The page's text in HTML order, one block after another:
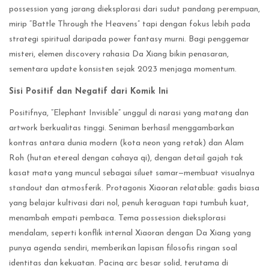
possession yang jarang dieksplorasi dari sudut pandang perempuan,
mirip “Battle Through the Heavens” tapi dengan fokus lebih pada
strategi spiritual daripada power fantasy murni. Bagi penggemar
misteri, elemen discovery rahasia Da Xiang bikin penasaran,
sementara update konsisten sejak 2023 menjaga momentum.
Sisi Positif dan Negatif dari Komik Ini
Positifnya, “Elephant Invisible” unggul di narasi yang matang dan
artwork berkualitas tinggi. Seniman berhasil menggambarkan
kontras antara dunia modern (kota neon yang retak) dan Alam
Roh (hutan etereal dengan cahaya qi), dengan detail gajah tak
kasat mata yang muncul sebagai siluet samar—membuat visualnya
standout dan atmosferik. Protagonis Xiaoran relatable: gadis biasa
yang belajar kultivasi dari nol, penuh keraguan tapi tumbuh kuat,
menambah empati pembaca. Tema possession dieksplorasi
mendalam, seperti konflik internal Xiaoran dengan Da Xiang yang
punya agenda sendiri, memberikan lapisan filosofis ringan soal
identitas dan kekuatan. Pacing arc besar solid, terutama di